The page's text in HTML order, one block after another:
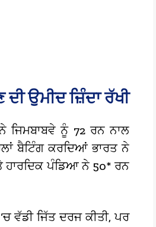
ਉਮੀਦ ਜ਼ਿੰਦਾ ਰੱਖੀ
ਜਿਮਬਾਬਵੇ ਨੂੰ 72 ਰਨ ਨਾਲ
ਬੈਟਿੰਗ ਕਰਦਿਆਂ ਭਾਰਤ ਨੇ
ਪੰਡਿਆ ਨੇ 50* ਰਨ
ਵੱਡੀ ਜਿੱਤ ਦਰਜ ਕੀਤੀ, ਪਰ